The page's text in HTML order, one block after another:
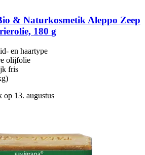
& NaturkosmetikAleppo Zeep
180 g
en haartype
olijfolie
fris
13. augustus